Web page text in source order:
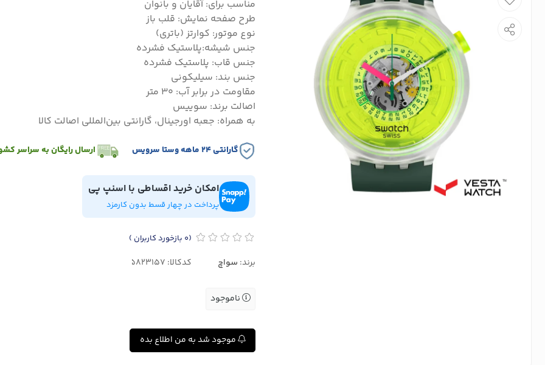
مناسب برای: آقایان و بانوان
طرح صفحه نمایش: قلب باز
نوع موتور: کوارتز (باتری)
جنس شیشه:پلاستیک فشرده
جنس قاب: پلاستیک فشرده
جنس بند: سیلیکونی
مقاومت در برابر آب: ۳۰ متر
اصالت برند: سوییس
به همراه: جعبه اورجینال، گارانتی بین‌المللی اصالت کالا
گارانتی ۲۴ ماهه وستا سرویس ارسال رایگان به سراسر
امکان خرید اقساطی با اسنپ پی
پرداخت در چهار قسط بدون کارمزد
(0 بازخورد کاربران )
برند: سواچ کدکالا:
ناموجود
موجود شد به من اطلاع بده